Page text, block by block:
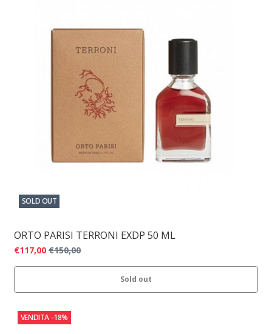
SOLD OUT
ORTO PARISI TERRONI EXDP 50 ML
€117,00 €150,00
Sold out
VENDITA -18%